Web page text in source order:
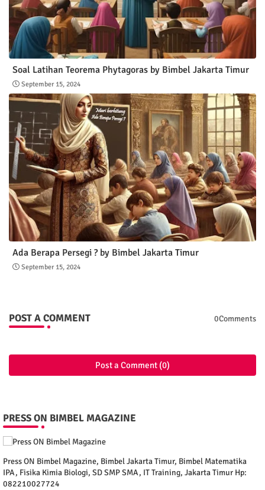
Soal Latihan Teorema Phytagoras by Bimbel Jakarta Timur
September 15, 2024
Ada Berapa Persegi ? by Bimbel Jakarta Timur
September 15, 2024
POST A COMMENT 0Comments
Post a Comment (0)
PRESS ON BIMBEL MAGAZINE
Press ON Bimbel Magazine, Bimbel Jakarta Timur, Bimbel Matematika
IPA, Fisika Kimia Biologi, SD SMP SMA, IT Training, Jakarta Timur Hp:
082210027724